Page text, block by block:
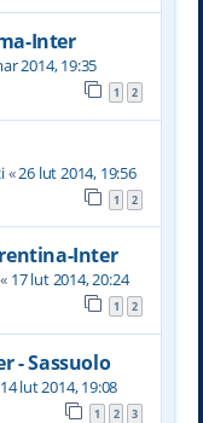
Inter
2014, 19:35
1 2
«26 lut 2014, 19:56
1 2
Inter
17 lut 2014, 20:24
1 2
- Sassuolo
14 lut 2014, 19:08
1 2 3